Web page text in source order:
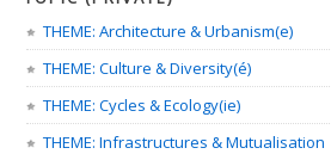
THEME: Architecture & Urbanism(e)
THEME: Culture & Diversity(é)
THEME: Cycles & Ecology(ie)
THEME: Infrastructures & Mutualisation